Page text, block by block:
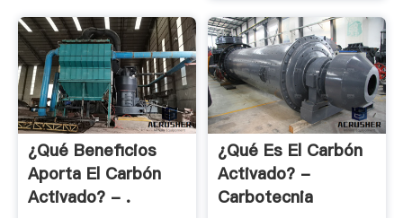
¿Qué Beneficios
Aporta El Carbón
Activado? - .
¿Qué Es El Carbón
Activado? -
Carbotecnia